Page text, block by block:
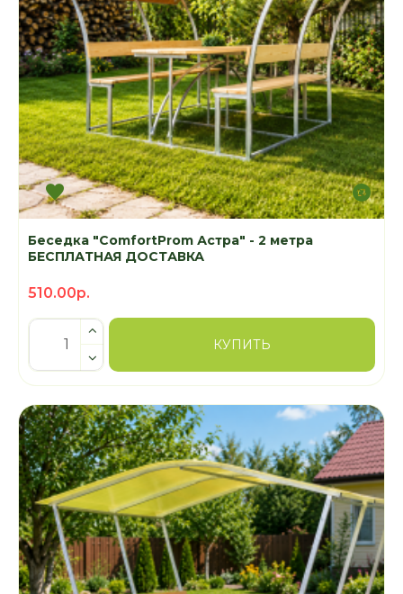
Беседка "ComfortProm Астра" - 2 метра
БЕСПЛАТНАЯ ДОСТАВКА
510.00р.
КУПИТЬ